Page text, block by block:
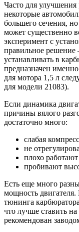
Часто для
некоторые
большего сечения,
может существенно
эксперимент с
правильное решение
устанавливать в
предназначен
для мотора 1,5 л
для модели 21083).
Если динамика
причины вялого
достаточно много:
слабая
не
плохо
пробивают
Есть еще много
мощность двигателя.
тюнинга
что лучше ставить
рекомендован